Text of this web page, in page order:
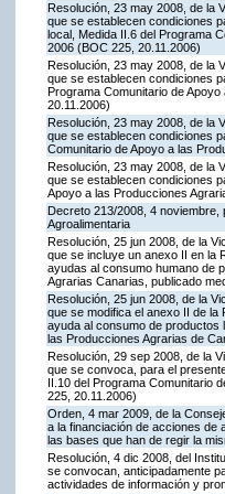
Resolución, 23 may 2008, de la
que se establecen condiciones
local, Medida II.6 del Programa
2006 (BOC 225, 20.11.2006)
Resolución, 23 may 2008, de la
que se establecen condiciones
Programa Comunitario de
20.11.2006)
Resolución, 23 may 2008, de la
que se establecen condiciones
Comunitario de Apoyo a las
Resolución, 23 may 2008, de la
que se establecen condiciones
Apoyo a las Producciones
Decreto 213/2008, 4
Agroalimentaria
Resolución, 25 jun 2008, de la
que se incluye un anexo II en la
ayudas al consumo humano de
Agrarias Canarias, publicado
Resolución, 25 jun 2008, de la
que se modifica el anexo II de
ayuda al consumo de productos
las Producciones Agrarias de
Resolución, 29 sep 2008, de la
que se convoca, para el
II.10 del Programa Comunitario
225, 20.11.2006)
Orden, 4 mar 2009, de la
a la financiación de acciones de
las bases que han de regir la
Resolución, 4 dic 2008, del
se convocan, anticipadamente
actividades de información y